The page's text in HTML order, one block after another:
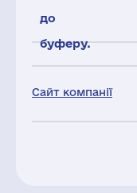
Сайт компанії
до
буферу.